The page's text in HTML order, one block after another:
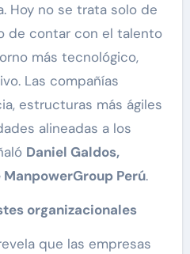
Hoy no se trata solo de
de contar con el talento
más tecnológico,
Las compañías
estructuras más ágiles
alineadas a los
Daniel Galdos,
Perú.
organizacionales
que las empresas